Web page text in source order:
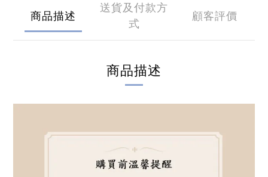
商品描述
送貨及付款方
式
顧客評價
商品描述